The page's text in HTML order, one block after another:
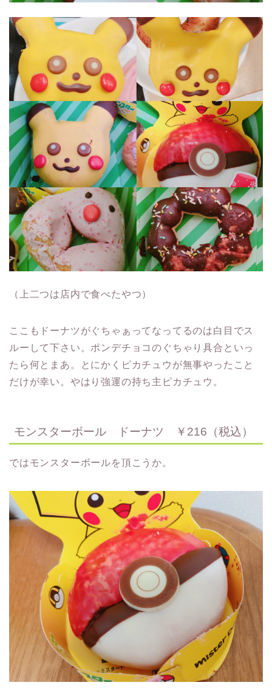
（上二つは店内で食べたやつ）
ここもドーナツがぐちゃぁってなってるのは白目でス
ルーして下さい。ポンデチョコのぐちゃり具合といっ
たら何とまあ。とにかくピカチュウが無事やったこと
だけが幸い。やはり強運の持ち主ピカチュウ。
モンスターボール ドーナツ ￥216（税込）
ではモンスターボールを頂こうか。